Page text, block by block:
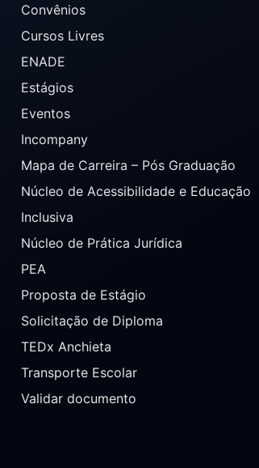
Convênios
Cursos Livres
ENADE
Estágios
Eventos
Incompany
Mapa de Carreira – Pós Graduação
Núcleo de Acessibilidade e Educação
Inclusiva
Núcleo de Prática Jurídica
PEA
Proposta de Estágio
Solicitação de Diploma
TEDx Anchieta
Transporte Escolar
Validar documento